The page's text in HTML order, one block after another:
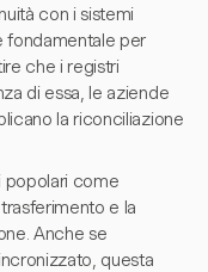
con i sistemi
fondamentale per
che i registri
di essa, le aziende
la riconciliazione
popolari come
e la
Anche se
questa